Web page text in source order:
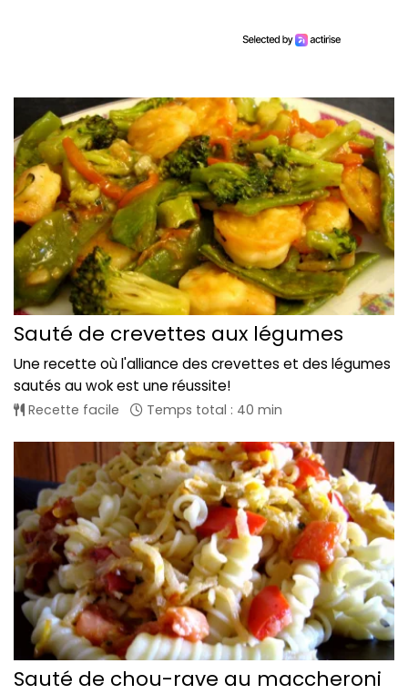
Sauté de crevettes aux légumes
Une recette où l'alliance des crevettes et des légumes
sautés au wok est une réussite!
Recette facile Temps total : 40 min
Sauté de chou-rave au maccheroni